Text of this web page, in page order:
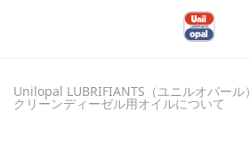
Unilopal LUBRIFIANTS（ユニルオパール）
クリーンディーゼル用オイルについて